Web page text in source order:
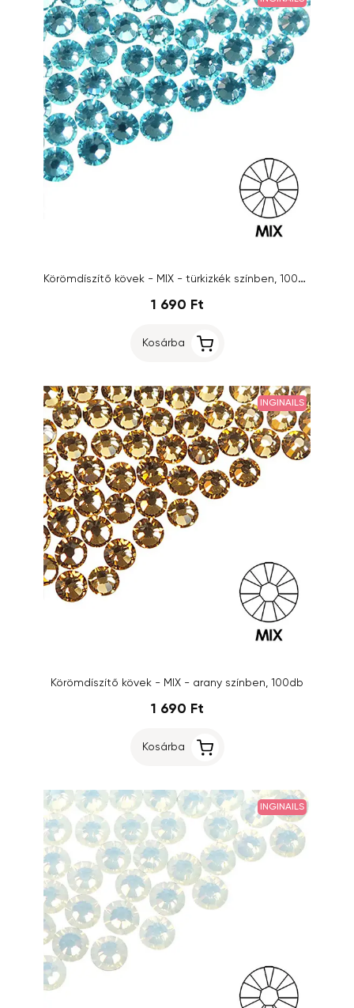
Körömdíszítő kövek - MIX - türkizkék színben, 100db
1 690 Ft
Kosárba
INGINAILS
Körömdíszítő kövek - MIX - arany színben, 100db
1 690 Ft
Kosárba
INGINAILS